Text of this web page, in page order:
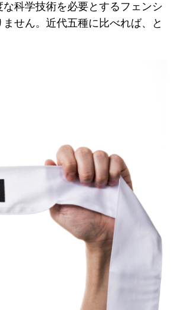
科学技術を必要とするフェンシ
せん。近代五種に比べれば、と